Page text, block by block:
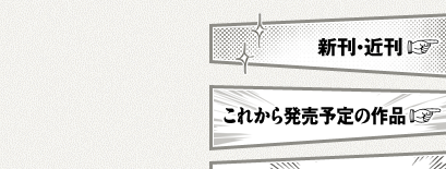
新刊・近刊
これから発売予定